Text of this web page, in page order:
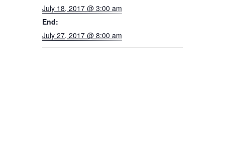
July 18, 2017 @ 3:00 am
End:
July 27, 2017 @ 8:00 am